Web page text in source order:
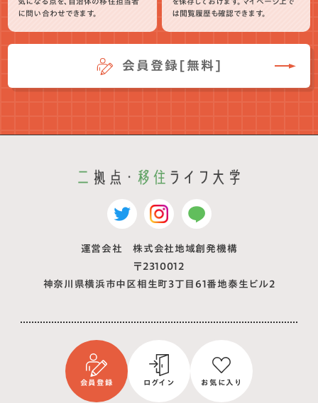
に問い合わせできます。
は閲覧履歴も確認できます。
会員登録[無料]
運営会社 株式会社地域創発機構
〒2310012
神奈川県横浜市中区相生町3丁目61番地泰生ビル2
会員登録 ログイン お気に入り